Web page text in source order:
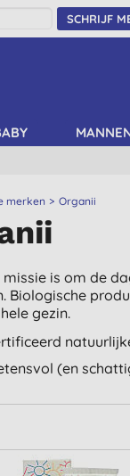
SCHRIJF
merken Organii
missie is om de
Biologische
gezin.
(en